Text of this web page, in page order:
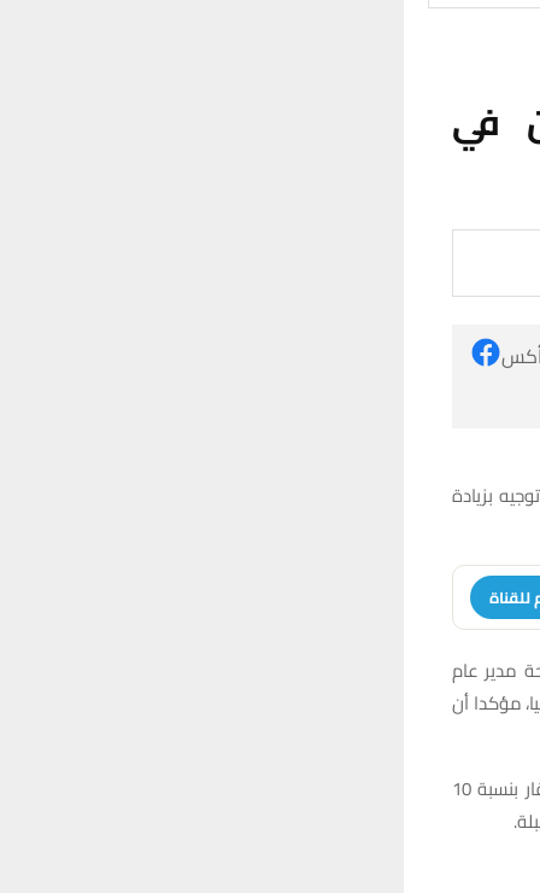
في
أكس
بزيادة
للقناة
مدير عام
مؤكدا أن
وأضاف أن الموافقة شملت أيضا إلغاء قرار تقليص حصة تجهيز البنزين لمحافظة ذي قار بنسبة 10